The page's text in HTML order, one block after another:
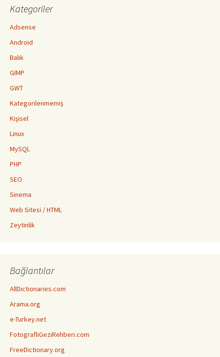
Kategoriler
Adsense
Android
Balık
GIMP
GWT
Kategorilenmemiş
Kişisel
Linux
MySQL
PHP
SEO
Sinema
Web Sitesi / HTML
Zeytinlik
Bağlantılar
AllDictionaries.com
Arama.org
e-Turkey.net
FotografliGeziRehberi.com
FreeDictionary.org